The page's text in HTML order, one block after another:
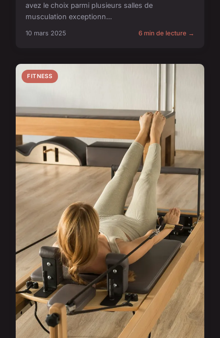
avez le choix parmi plusieurs salles de
musculation exceptionn...
10 mars 2025 6 min de lecture →
FITNESS